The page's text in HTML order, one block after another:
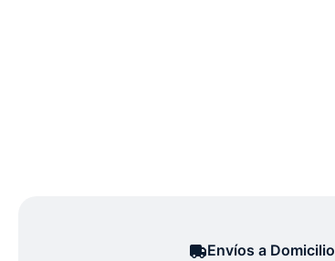
Envíos a Domicilio